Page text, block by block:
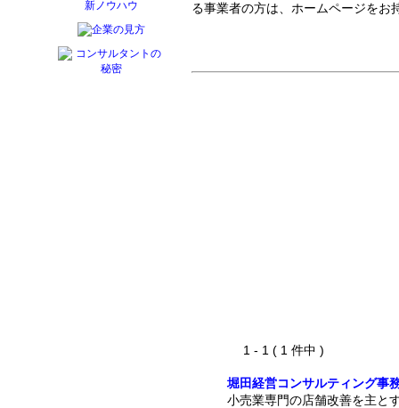
る事業者の方は、ホームページをお
1 - 1 ( 1 件中 )
堀田経営コンサルティング事
小売業専門の店舗改善を主と